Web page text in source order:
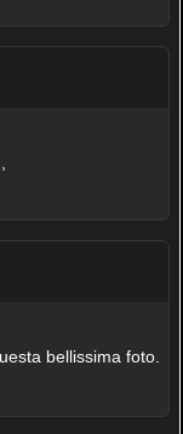
bellissima foto.